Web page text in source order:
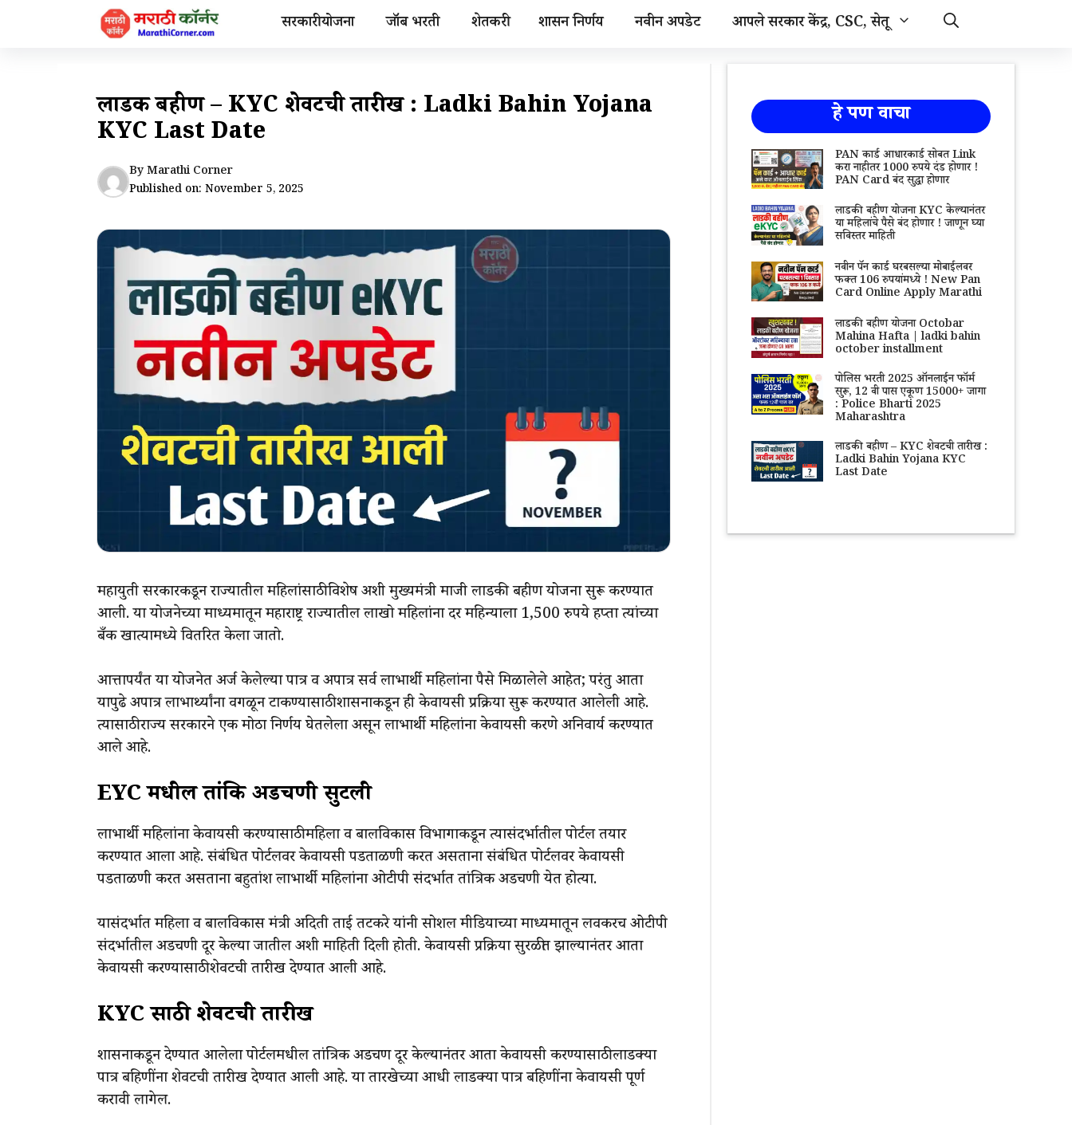
सरकारी योजना जॉब भरती शेतकरी शासन निर्णय नवीन अपडेट आपले सरकार केंद्र, CSC, सेतू
लाडकी बहीण – KYC शेवटची तारीख : Ladki Bahin Yojana
KYC Last Date
ByMarathi Corner
Published on: November 5, 2025
महायुती सरकारकडून राज्यातील महिलांसाठी विशेष अशी मुख्यमंत्री माजी लाडकी बहीण योजना सुरू करण्यात
आली. या योजनेच्या माध्यमातून महाराष्ट्र राज्यातील लाखो महिलांना दर महिन्याला 1,500 रुपये हप्ता त्यांच्या
बँक खात्यामध्ये वितरित केला जातो.
आत्तापर्यंत या योजनेत अर्ज केलेल्या पात्र व अपात्र सर्व लाभार्थी महिलांना पैसे मिळालेले आहेत; परंतु आता
यापुढे अपात्र लाभार्थ्यांना वगळून टाकण्यासाठी शासनाकडून ही केवायसी प्रक्रिया सुरू करण्यात आलेली आहे.
त्यासाठी राज्य सरकारने एक मोठा निर्णय घेतलेला असून लाभार्थी महिलांना केवायसी करणे अनिवार्य करण्यात
आले आहे.
EYC मधील तांत्रिक अडचणी सुटली
लाभार्थी महिलांना केवायसी करण्यासाठी महिला व बालविकास विभागाकडून त्यासंदर्भातील पोर्टल तयार
करण्यात आला आहे. संबंधित पोर्टलवर केवायसी पडताळणी करत असताना संबंधित पोर्टलवर केवायसी
पडताळणी करत असताना बहुतांश लाभार्थी महिलांना ओटीपी संदर्भात तांत्रिक अडचणी येत होत्या.
यासंदर्भात महिला व बालविकास मंत्री अदिती ताई तटकरे यांनी सोशल मीडियाच्या माध्यमातून लवकरच ओटीपी
संदर्भातील अडचणी दूर केल्या जातील अशी माहिती दिली होती. केवायसी प्रक्रिया सुरळीत झाल्यानंतर आता
केवायसी करण्यासाठी शेवटची तारीख देण्यात आली आहे.
KYC साठी शेवटची तारीख
शासनाकडून देण्यात आलेला पोर्टलमधील तांत्रिक अडचण दूर केल्यानंतर आता केवायसी करण्यासाठी लाडक्या
पात्र बहिणींना शेवटची तारीख देण्यात आली आहे. या तारखेच्या आधी लाडक्या पात्र बहिणींना केवायसी पूर्ण
करावी लागेल.
हे पण वाचा
PAN कार्ड आधारकार्ड सोबत Link
करा नाहीतर 1000 रुपये दंड होणार !
PAN Card बंद सुद्धा होणार
लाडकी बहीण योजना KYC केल्यानंतर
या महिलांचे पैसे बंद होणार ! जाणून घ्या
सविस्तर माहिती
नवीन पॅन कार्ड घरबसल्या मोबाईलवर
फक्त 106 रुपयांमध्ये ! New Pan
Card Online Apply Marathi
लाडकी बहीण योजना Octobar
Mahina Hafta | ladki bahin
october installment
पोलिस भरती 2025 ऑनलाईन फॉर्म
सुरू, 12 वी पास एकूण 15000+ जागा
: Police Bharti 2025
Maharashtra
लाडकी बहीण – KYC शेवटची तारीख :
Ladki Bahin Yojana KYC
Last Date